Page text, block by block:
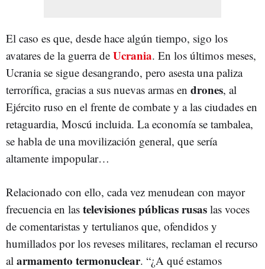
El caso es que, desde hace algún tiempo, sigo los
avatares de la guerra de Ucrania. En los últimos meses,
Ucrania se sigue desangrando, pero asesta una paliza
terrorífica, gracias a sus nuevas armas en drones, al
Ejército ruso en el frente de combate y a las ciudades en
retaguardia, Moscú incluida. La economía se tambalea,
se habla de una movilización general, que sería
altamente impopular…
Relacionado con ello, cada vez menudean con mayor
frecuencia en las televisiones públicas rusas las voces
de comentaristas y tertulianos que, ofendidos y
humillados por los reveses militares, reclaman el recurso
al armamento termonuclear. “¿A qué estamos